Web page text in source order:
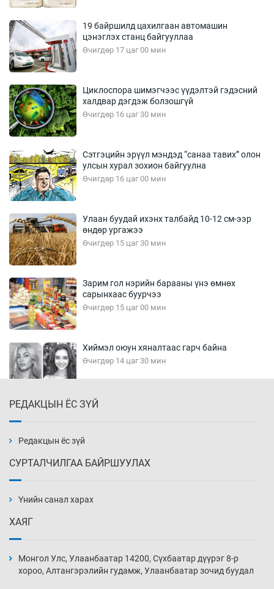
19 байршилд цахилгаан автомашин
цэнэглэх станц байгууллаа
Өчигдөр 17 цаг 00 мин
Циклоспора шимэгчээс үүдэлтэй гэдэсний
халдвар дэгдэж болзошгүй
Өчигдөр 16 цаг 30 мин
Сэтгэцийн эрүүл мэндэд “санаа тавих” олон
улсын хурал зохион байгуулна
Өчигдөр 16 цаг 00 мин
Улаан буудай ихэнх талбайд 10-12 см-ээр
өндөр ургажээ
Өчигдөр 15 цаг 30 мин
Зарим гол нэрийн барааны үнэ өмнөх
сарынхаас буурчээ
Өчигдөр 15 цаг 00 мин
Хиймэл оюун хяналтаас гарч байна
Өчигдөр 14 цаг 30 мин
Өчигдөр 14 цаг 00 мин
нэмэгджээ
Өчигдөр 13 цаг 30 мин
РЕДАКЦЫН ЁС ЗҮЙ
Редакцын ёс зүй
СУРТАЛЧИЛГАА БАЙРШУУЛАХ
Үнийн санал харах
ХАЯГ
Монгол Улс, Улаанбаатар 14200, Сүхбаатар дүүрэг 8-р
хороо, Алтангэрэлийн гудамж, Улаанбаатар зочид буудал